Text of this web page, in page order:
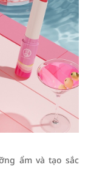
ẩm và tạo sắc